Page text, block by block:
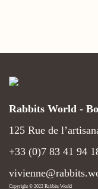
Rabbits World -
125 Rue de
+33 (0)7 83 41 94
Copyright © 2022 Rabbits World